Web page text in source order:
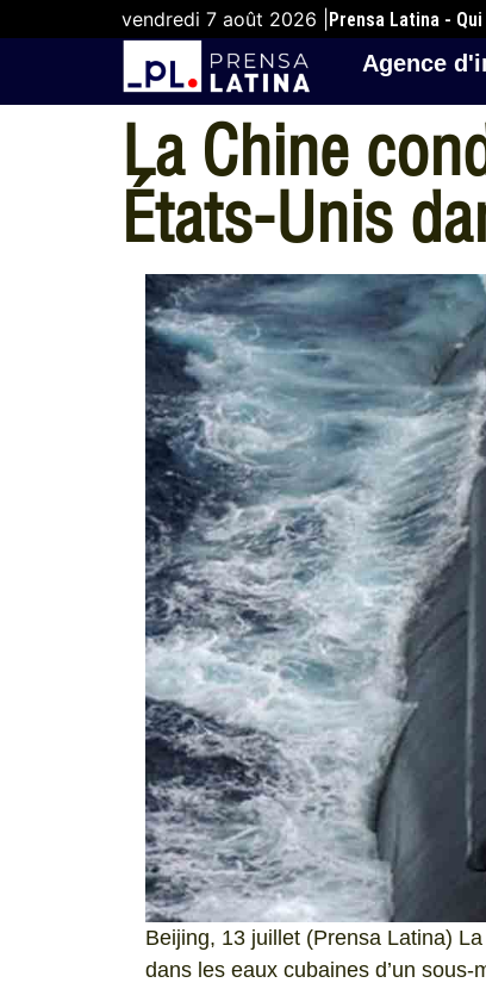
vendredi 7 août 2026 | Prensa Latina -
Agence
La Chine
États-Unis
Beijing, 13 juillet (Prensa Latina)
dans les eaux cubaines d’un